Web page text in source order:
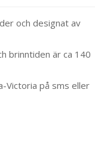
och designat av
brinntiden är ca 140
Victoria på sms eller